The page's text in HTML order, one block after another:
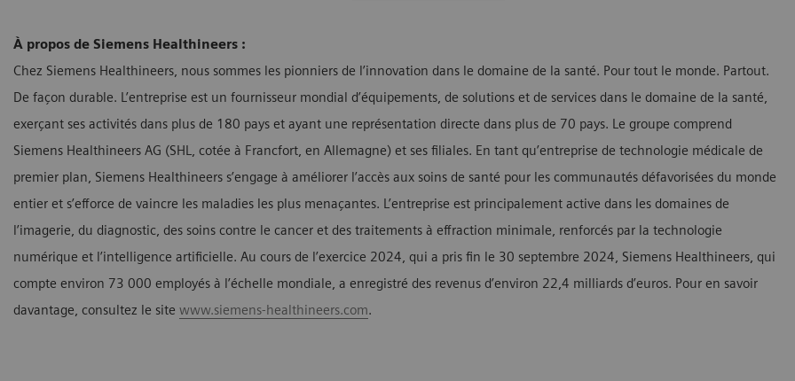
À propos de Siemens Healthineers :
Chez Siemens Healthineers, nous sommes les pionniers de l’innovation dans le domaine de la santé. Pour tout le monde. Partout.
De façon durable. L’entreprise est un fournisseur mondial d’équipements, de solutions et de services dans le domaine de la santé,
exerçant ses activités dans plus de 180 pays et ayant une représentation directe dans plus de 70 pays. Le groupe comprend
Siemens Healthineers AG (SHL, cotée à Francfort, en Allemagne) et ses filiales. En tant qu’entreprise de technologie médicale de
premier plan, Siemens Healthineers s’engage à améliorer l’accès aux soins de santé pour les communautés défavorisées du monde
entier et s’efforce de vaincre les maladies les plus menaçantes. L’entreprise est principalement active dans les domaines de
l’imagerie, du diagnostic, des soins contre le cancer et des traitements à effraction minimale, renforcés par la technologie
numérique et l’intelligence artificielle. Au cours de l’exercice 2024, qui a pris fin le 30 septembre 2024, Siemens Healthineers, qui
compte environ 73 000 employés à l’échelle mondiale, a enregistré des revenus d’environ 22,4 milliards d’euros. Pour en savoir
davantage, consultez le site www.siemens-healthineers.com.